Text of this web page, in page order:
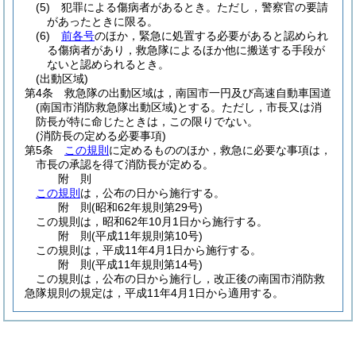
(5)
犯罪による傷病者があるとき。 ただし，警察官の要請
があったときに限る。
(6)
前各号のほか，緊急に処置する必要があると認められ
る傷病者があり，救急隊によるほか他に搬送する手段が
ないと認められるとき。
(出動区域)
第4条
救急隊の出動区域は，南国市一円及び高速自動車国道
(南国市消防救急隊出動区域)とする。 ただし，市長又は消
防長が特に命じたときは，この限りでない。
(消防長の定める必要事項)
第5条
この規則 に定めるもののほか，救急に必要な事項は，
市長の承認を得て消防長が定める。
附 則
この規則 は，公布の日から施行する。
附 則(昭和62年規則第29号)
この規則は，昭和62年10月1日から施行する。
附 則(平成11年規則第10号)
この規則は，平成11年4月1日から施行する。
附 則(平成11年規則第14号)
この規則は，公布の日から施行し，改正後の南国市消防救
急隊規則の規定は，平成11年4月1日から適用する。